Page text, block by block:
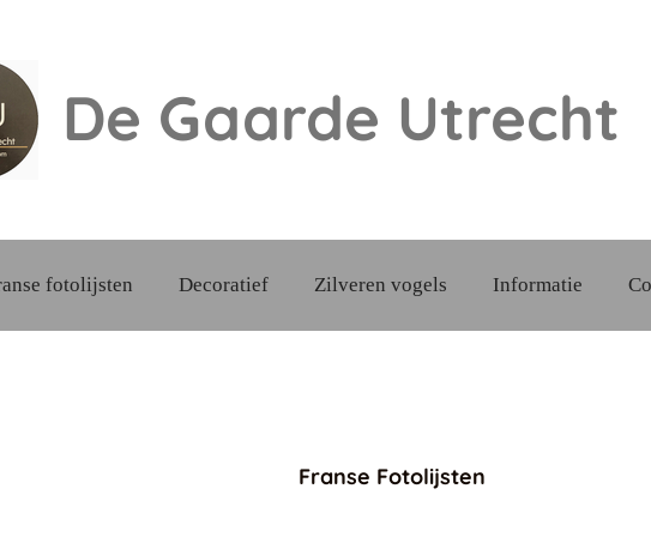
De Gaarde Utrecht
fotolijsten Decoratief Zilveren vogels Informatie
Franse Fotolijsten